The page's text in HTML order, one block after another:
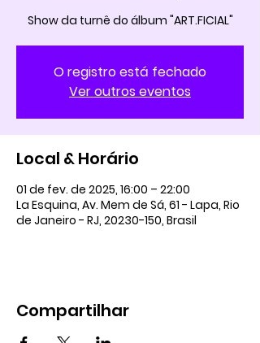
Show da turnê do álbum "ART.FICIAL"
O registro está fechado
Ver outros eventos
Local & Horário
01 de fev. de 2025, 16:00 – 22:00
La Esquina, Av. Mem de Sá, 61 - Lapa, Rio
de Janeiro - RJ, 20230-150, Brasil
Compartilhar